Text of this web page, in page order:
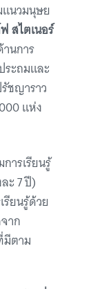
แนวมนุษย
สไตเนอร์
นการ
ระถมและ
ชญาราว
แห่ง
ารเรียนรู้
ะ 7 ปี)
รียนรู้ด้วย
าก
มีตาม